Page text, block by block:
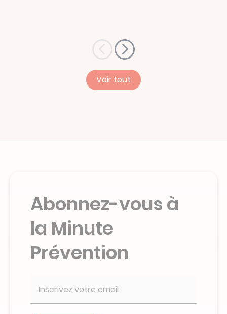
Voir tout
Abonnez-vous à
la Minute
Prévention